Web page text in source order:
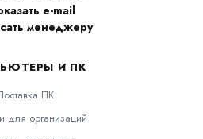
e-mail
менеджеру
И ПК
ПК
для организаций